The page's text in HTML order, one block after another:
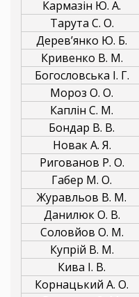
Кармазін Ю. А.
Тарута С. О.
Дерев’янко Ю. Б.
Кривенко В. М.
Богословська І. Г.
Мороз О. О.
Каплін С. М.
Бондар В. В.
Новак А. Я.
Ригованов Р. О.
Габер М. О.
Журавльов В. М.
Данилюк О. В.
Соловйов О. М.
Купрій В. М.
Кива І. В.
Корнацький А. О.